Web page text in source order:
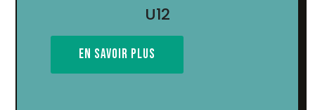
U12
EN SAVOIR PLUS